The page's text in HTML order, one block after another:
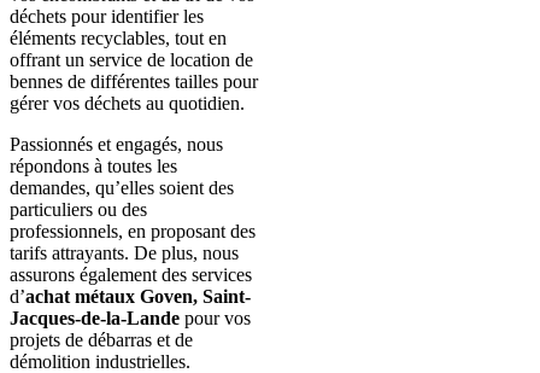
déchets pour identifier les
éléments recyclables, tout en
offrant un service de location de
bennes de différentes tailles pour
gérer vos déchets au quotidien.
Passionnés et engagés, nous
répondons à toutes les
demandes, qu’elles soient des
particuliers ou des
professionnels, en proposant des
tarifs attrayants. De plus, nous
assurons également des services
d’achat métaux Goven, Saint-
Jacques-de-la-Lande pour vos
projets de débarras et de
démolition industrielles.